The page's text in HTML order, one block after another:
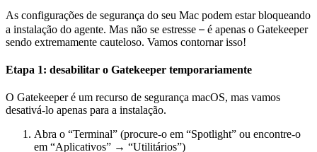
As configurações de segurança do seu Mac podem estar bloqueando
a instalação do agente. Mas não se estresse – é apenas o Gatekeeper
sendo extremamente cauteloso. Vamos contornar isso!
Etapa 1: desabilitar o Gatekeeper temporariamente
O Gatekeeper é um recurso de segurança macOS, mas vamos
desativá-lo apenas para a instalação.
Abra o “Terminal” (procure-o em “Spotlight” ou encontre-o
em “Aplicativos” → “Utilitários”)